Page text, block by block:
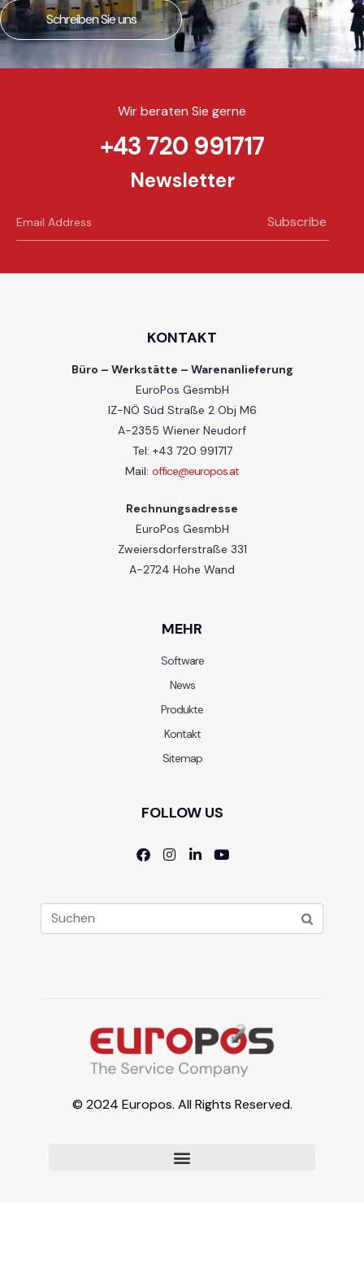
Schreiben Sie uns
Wir beraten Sie gerne
+43 720 991717
Newsletter
Subscribe
KONTAKT
Büro – Werkstätte – Warenanlieferung
EuroPos GesmbH
IZ-NÖ Süd Straße 2 Obj M6
A-2355 Wiener Neudorf
Tel: +43 720 991717
Mail: office@europos.at
Rechnungsadresse
EuroPos GesmbH
Zweiersdorferstraße 331
A-2724 Hohe Wand
MEHR
Software
News
Produkte
Kontakt
Sitemap
FOLLOW US
© 2024 Europos. All Rights Reserved.